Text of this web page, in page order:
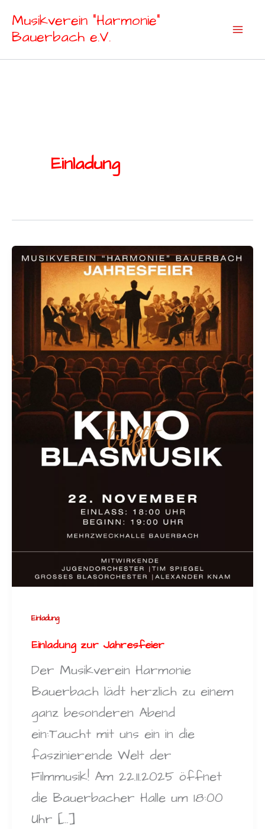
Inhalt
Musikverein "Harmonie"
Bauerbach e.V.
Einladung
Einladung
Einladung zur Jahresfeier
Der Musikverein Harmonie
Bauerbach lädt herzlich zu einem
ganz besonderen Abend
ein:Taucht mit uns ein in die
faszinierende Welt der
Filmmusik! Am 22.11.2025 öffnet
die Bauerbacher Halle um 18:00
Uhr […]